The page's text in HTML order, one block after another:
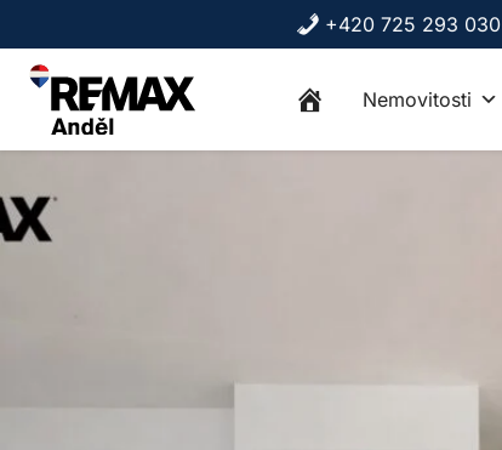
+420 725 293 030
Nemovitosti